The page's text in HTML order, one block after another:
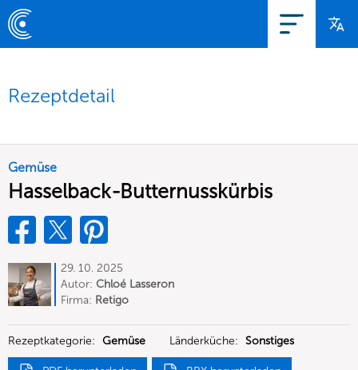
Rezeptdetail
Gemüse
Hasselback-Butternusskürbis
29. 10. 2025
Autor: Chloé Lasseron
Firma: Retigo
Rezeptkategorie: Gemüse Länderküche: Sonstiges